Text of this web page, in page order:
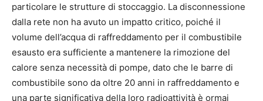
particolare le strutture di stoccaggio. La disconnessione
dalla rete non ha avuto un impatto critico, poiché il
volume dell’acqua di raffreddamento per il combustibile
esausto era sufficiente a mantenere la rimozione del
calore senza necessità di pompe, dato che le barre di
combustibile sono da oltre 20 anni in raffreddamento e
una parte significativa della loro radioattività è ormai